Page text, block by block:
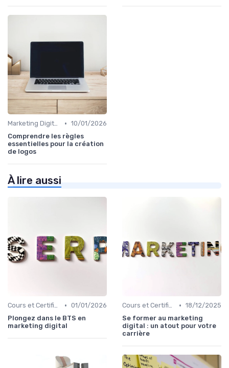
Marketing Digital et Réglementations • 10/01/2026
Comprendre les règles
essentielles pour la création
de logos
À lire aussi
Cours et Certifications en Marketing Digital • 01/01/2026
Plongez dans le BTS en
marketing digital
Cours et Certifications en Marketing Digital • 18/12/2025
Se former au marketing
digital : un atout pour votre
carrière